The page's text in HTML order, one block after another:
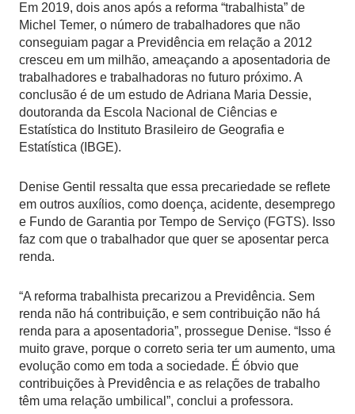
Em 2019, dois anos após a reforma “trabalhista” de
Michel Temer, o número de trabalhadores que não
conseguiam pagar a Previdência em relação a 2012
cresceu em um milhão, ameaçando a aposentadoria de
trabalhadores e trabalhadoras no futuro próximo. A
conclusão é de um estudo de Adriana Maria Dessie,
doutoranda da Escola Nacional de Ciências e
Estatística do Instituto Brasileiro de Geografia e
Estatística (IBGE).
Denise Gentil ressalta que essa precariedade se reflete
em outros auxílios, como doença, acidente, desemprego
e Fundo de Garantia por Tempo de Serviço (FGTS). Isso
faz com que o trabalhador que quer se aposentar perca
renda.
“A reforma trabalhista precarizou a Previdência. Sem
renda não há contribuição, e sem contribuição não há
renda para a aposentadoria”, prossegue Denise. “Isso é
muito grave, porque o correto seria ter um aumento, uma
evolução como em toda a sociedade. É óbvio que
contribuições à Previdência e as relações de trabalho
têm uma relação umbilical”, conclui a professora.